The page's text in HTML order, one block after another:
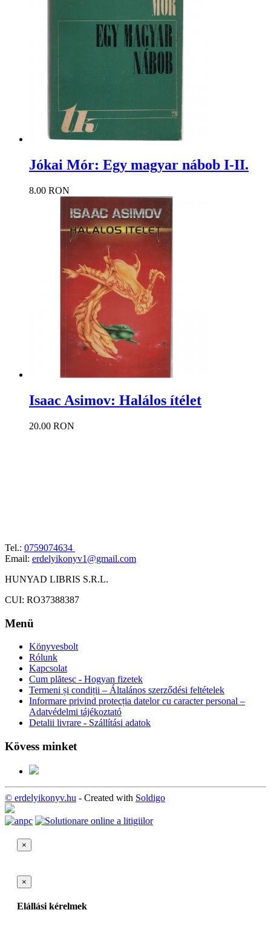
Jókai Mór: Egy magyar nábob I-II.
8.00 RON
Isaac Asimov: Halálos ítélet
20.00 RON
Tel.: 0759074634
Email: erdelyikonyv1@gmail.com
HUNYAD LIBRIS S.R.L.
CUI: RO37388387
Menü
Könyvesbolt
Rólunk
Kapcsolat
Cum plătesc - Hogyan fizetek
Termeni și condiții – Általános szerződési feltételek
Informare privind protecția datelor cu caracter personal –
Adatvédelmi tájékoztató
Detalii livrare - Szállítási adatok
Kövess minket
© erdelyikonyv.hu - Created with Soldigo
×
×
Elállási kérelmek